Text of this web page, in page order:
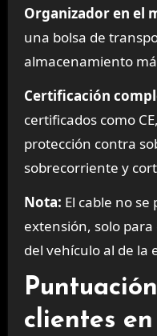
Organizador en el
una bolsa de
almacenamiento
Certificación
certificados como
protección contra
sobrecorriente y
Nota: El cable no
extensión, solo
del vehículo al de la
clientes